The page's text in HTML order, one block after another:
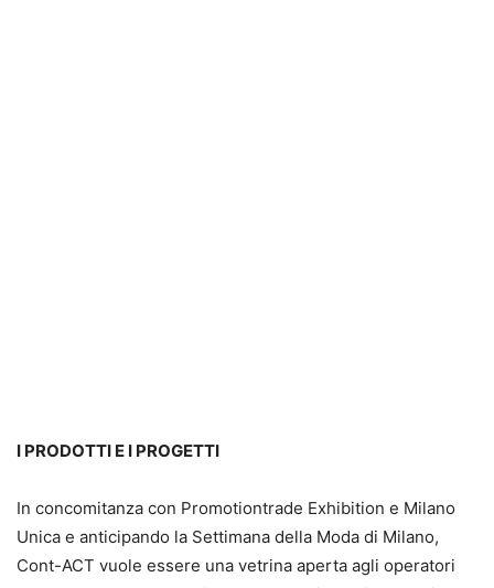
I PRODOTTI E I PROGETTI
In concomitanza con Promotiontrade Exhibition e Milano
Unica e anticipando la Settimana della Moda di Milano,
Cont-ACT vuole essere una vetrina aperta agli operatori